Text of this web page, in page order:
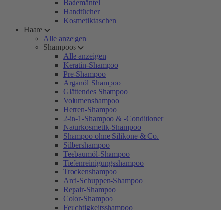
Bademäntel
Handtücher
Kosmetiktaschen
Haare
Alle anzeigen
Shampoos
Alle anzeigen
Keratin-Shampoo
Pre-Shampoo
Arganöl-Shampoo
Glättendes Shampoo
Volumenshampoo
Herren-Shampoo
2-in-1-Shampoo & -Conditioner
Naturkosmetik-Shampoo
Shampoo ohne Silikone & Co.
Silbershampoo
Teebaumöl-Shampoo
Tiefenreinigungsshampoo
Trockenshampoo
Anti-Schuppen-Shampoo
Repair-Shampoo
Color-Shampoo
Feuchtigkeitsshampoo